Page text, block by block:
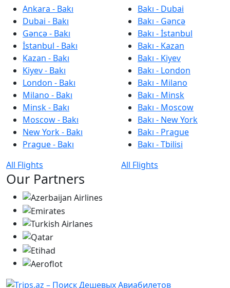
Ankara - Bakı
Dubai - Bakı
Gəncə - Bakı
İstanbul - Bakı
Kazan - Bakı
Kiyev - Bakı
London - Bakı
Milano - Bakı
Minsk - Bakı
Moscow - Bakı
New York - Bakı
Prague - Bakı
All Flights
Bakı - Dubai
Bakı - Gəncə
Bakı - İstanbul
Bakı - Kazan
Bakı - Kiyev
Bakı - London
Bakı - Milano
Bakı - Minsk
Bakı - Moscow
Bakı - New York
Bakı - Prague
Bakı - Tbilisi
All Flights
Our Partners